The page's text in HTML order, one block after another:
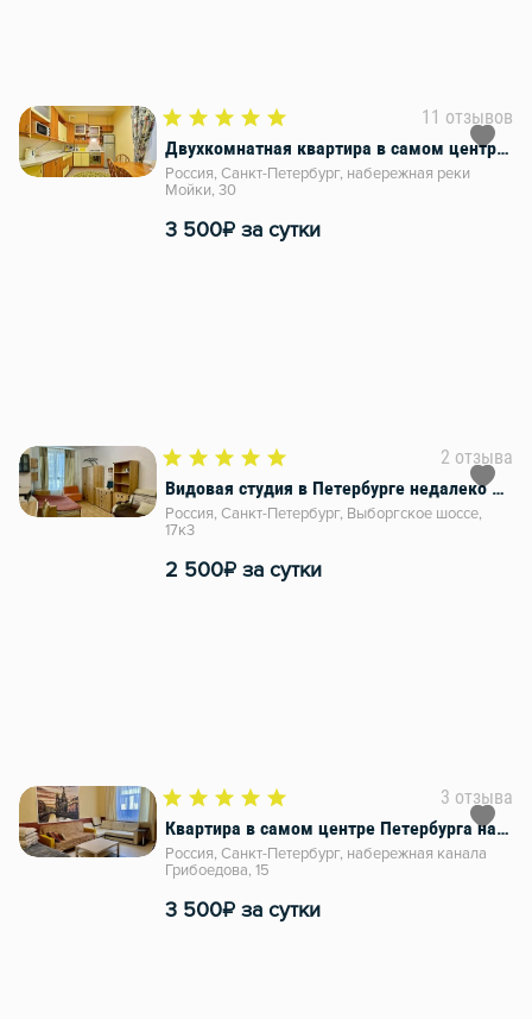
11 отзывов
Двухкомнатная квартира в самом центре на набережной Мойки 30
Россия, Санкт-Петербург, набережная реки
Мойки, 30
3 500₽ за сутки
2 отзыва
Видовая студия в Петербурге недалеко от метро
Россия, Санкт-Петербург, Выборгское шоссе,
17к3
2 500₽ за сутки
3 отзыва
Квартира в самом центре Петербурга на набережной
Россия, Санкт-Петербург, набережная канала
Грибоедова, 15
3 500₽ за сутки